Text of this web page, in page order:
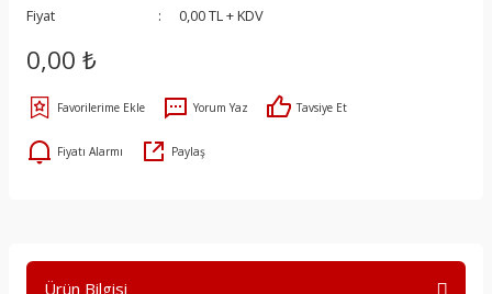
Fiyat
0,00 TL + KDV
0,00 ₺
Yorum Yaz Tavsiye Et
Fiyatı Alarmı Paylaş
Ürün Bilgisi